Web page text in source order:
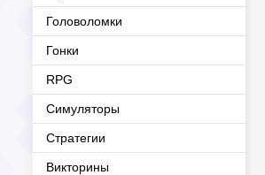
Головоломки
Гонки
RPG
Симуляторы
Стратегии
Викторины